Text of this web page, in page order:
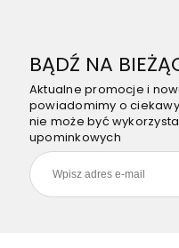
BĄDŹ NA
Aktualne promocje i
powiadomimy o
nie może być
upominkowych